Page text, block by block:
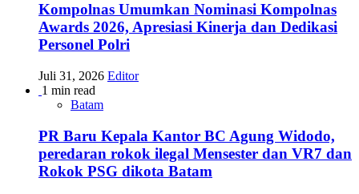
Kompolnas Umumkan Nominasi Kompolnas
Awards 2026, Apresiasi Kinerja dan Dedikasi
Personel Polri
Juli 31, 2026 Editor
1 min read
Batam
PR Baru Kepala Kantor BC Agung Widodo,
peredaran rokok ilegal Mensester dan VR7 dan
Rokok PSG dikota Batam